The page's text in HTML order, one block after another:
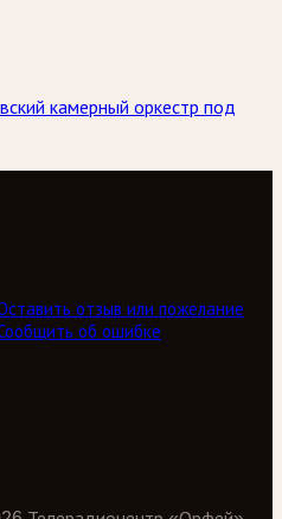
камерный оркестр под
отзыв или пожелание
об ошибке